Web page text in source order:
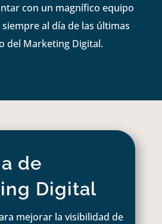
con un magnífico equipo
al día de las últimas
del Marketing Digital.
de
Digital
mejorar la visibilidad de